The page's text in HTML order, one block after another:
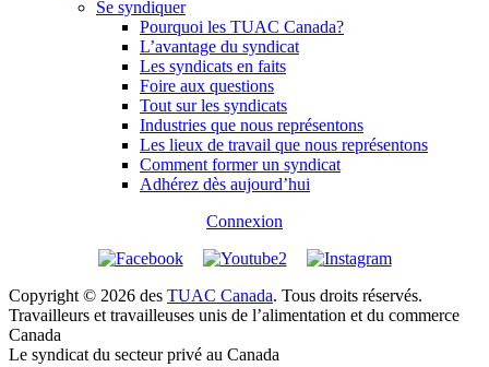
Se syndiquer
Pourquoi les TUAC Canada?
L’avantage du syndicat
Les syndicats en faits
Foire aux questions
Tout sur les syndicats
Industries que nous représentons
Les lieux de travail que nous représentons
Comment former un syndicat
Adhérez dès aujourd’hui
Connexion
Copyright © 2026 des TUAC Canada. Tous droits réservés.
Travailleurs et travailleuses unis de l’alimentation et du commerce
Canada
Le syndicat du secteur privé au Canada